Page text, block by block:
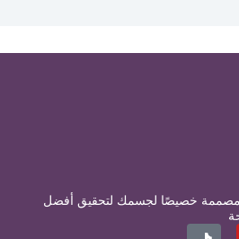
ومصممة خصيصًا لجسمك لتحقيق أفضل